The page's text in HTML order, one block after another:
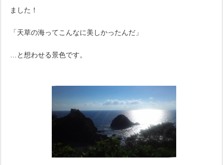
ました！
「天草の海ってこんなに美しかったんだ」
…と想わせる景色です。